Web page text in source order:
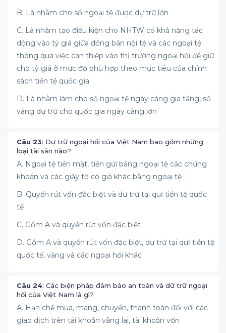
B. Là nhằm cho số ngoại tệ được dự trữ lớn
C. Là nhằm tạo điều kiện cho NHTW có khả năng tác
động vào tỷ giá giữa đồng bán nội tệ và các ngoại tệ
thông qua việc can thiệp vào thị trường ngoại hối để giữ
cho tỷ giá ở mức độ phù hợp theo mục tiêu của chính
sách tiền tệ quốc gia
D. Là nhằm làm cho số ngoại tệ ngày càng gia tăng, số
vàng dự trữ cho quốc gia ngày càng lớn
Câu 23: Dự trữ ngoại hối của Việt Nam bao gồm những
loại tài sản nào?
A. Ngoại tệ tiền mặt, tiền gửi bằng ngoại tệ các chứng
khoán và các giấy tờ có giá khác bằng ngoại tệ
B. Quyến rút vốn đắc biệt và dự trữ tại quĩ tiền tệ quốc
tế
C. Gồm A và quyền rút vốn đặc biệt
D. Gồm A và quyền rút vốn đặc biệt, dự trữ tại quĩ tiền tệ
quốc tế, vàng và các ngoại hối khác
Câu 24: Các biện pháp đảm bảo an toàn và dữ trữ ngoại
hối của Việt Nam là gì?
A. Hạn chế mua, mang, chuyển, thanh toán đối với các
giao dịch trên tài khoản vãng lai, tài khoản vốn